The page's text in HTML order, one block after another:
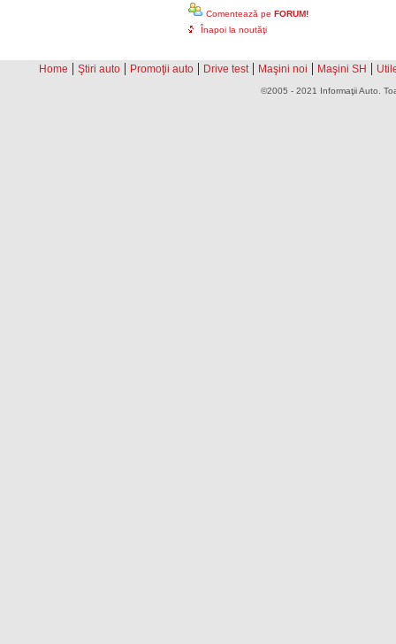
Comentează pe FORUM!
Înapoi la noutăţi
Home | Ştiri auto | Promoţii auto | Drive test | Maşini noi | Maşini SH |
©2005 - 2021 Informaţii Auto.